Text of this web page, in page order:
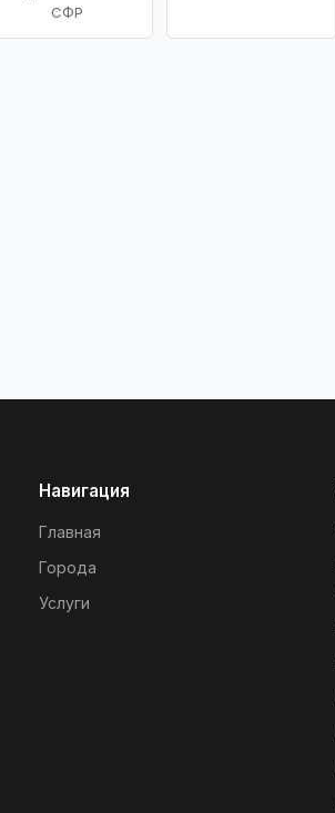
СФР
Навигация
Главная
Города
Услуги